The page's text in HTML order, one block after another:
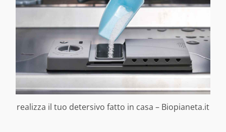
realizza il tuo detersivo fatto in casa – Biopianeta.it